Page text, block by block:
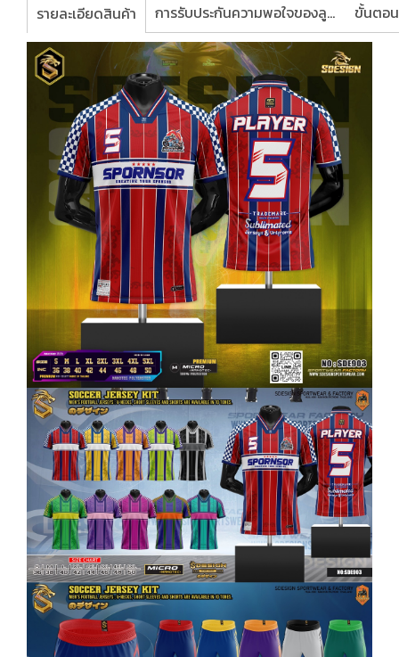
รายละเอียดสินค้า การรับประกันความพอใจของลูกค้า